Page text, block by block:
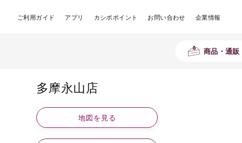
ご利用ガイド アプリ カシポポイント お問い合わせ 企業情報
商品・通販
多摩永山店
地図を見る